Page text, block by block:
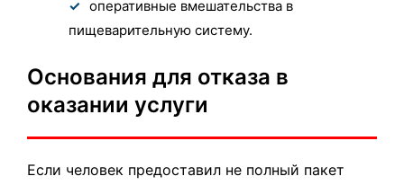
оперативные вмешательства в
пищеварительную систему.
Основания для отказа в
оказании услуги
Если человек предоставил не полный пакет